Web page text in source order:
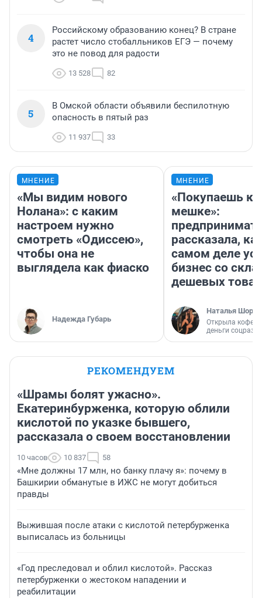
4
Российскому образованию конец? В стране
растет число стобалльников ЕГЭ — почему
это не повод для радости
13 528 82
5
В Омской области объявили беспилотную
опасность в пятый раз
11 937 33
МНЕНИЕ
«Мы видим нового
Нолана»: с каким
настроем нужно
смотреть «Одиссею»,
чтобы она не
выглядела как фиаско
Надежда Губарь
МНЕНИЕ
«Покупаешь
мешке»:
рассказала,
самом деле
бизнес со
дешевых
Наталья
Открыла
деньги
РЕКОМЕНДУЕМ
«Шрамы болят ужасно».
Екатеринбурженка, которую облили
кислотой по указке бывшего,
рассказала о своем восстановлении
10 часов 10 837 58
«Мне должны 17 млн, но банку плачу я»: почему в
Башкирии обманутые в ИЖС не могут добиться
правды
Выжившая после атаки с кислотой петербурженка
выписалась из больницы
«Год преследовал и облил кислотой». Рассказ
петербурженки о жестоком нападении и
реабилитации